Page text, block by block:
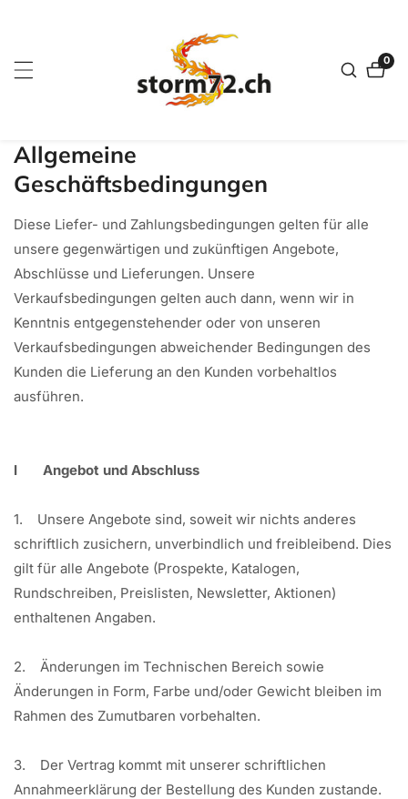
00
Allgemeine
Geschäftsbedingungen
Diese Liefer- und Zahlungsbedingungen gelten für alle
unsere gegenwärtigen und zukünftigen Angebote,
Abschlüsse und Lieferungen. Unsere
Verkaufsbedingungen gelten auch dann, wenn wir in
Kenntnis entgegenstehender oder von unseren
Verkaufsbedingungen abweichender Bedingungen des
Kunden die Lieferung an den Kunden vorbehaltlos
ausführen.
I Angebot und Abschluss
1. Unsere Angebote sind, soweit wir nichts anderes
schriftlich zusichern, unverbindlich und freibleibend. Dies
gilt für alle Angebote (Prospekte, Katalogen,
Rundschreiben, Preislisten, Newsletter, Aktionen)
enthaltenen Angaben.
2. Änderungen im Technischen Bereich sowie
Änderungen in Form, Farbe und/oder Gewicht bleiben im
Rahmen des Zumutbaren vorbehalten.
3. Der Vertrag kommt mit unserer schriftlichen
Annahmeerklärung der Bestellung des Kunden zustande.